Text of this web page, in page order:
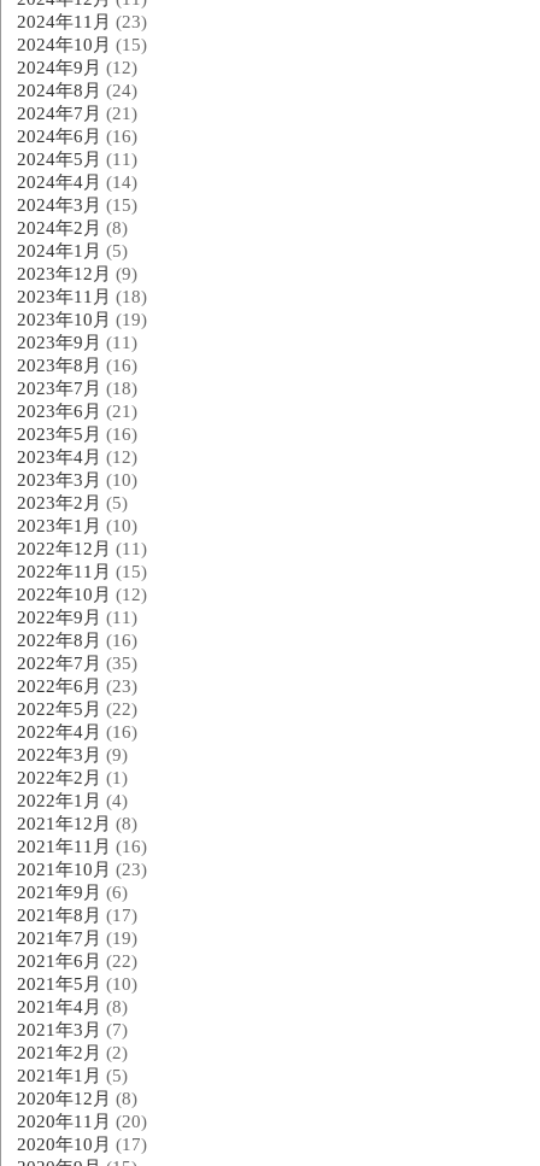
2024年11月 (23)
2024年10月 (15)
2024年9月 (12)
2024年8月 (24)
2024年7月 (21)
2024年6月 (16)
2024年5月 (11)
2024年4月 (14)
2024年3月 (15)
2024年2月 (8)
2024年1月 (5)
2023年12月 (9)
2023年11月 (18)
2023年10月 (19)
2023年9月 (11)
2023年8月 (16)
2023年7月 (18)
2023年6月 (21)
2023年5月 (16)
2023年4月 (12)
2023年3月 (10)
2023年2月 (5)
2023年1月 (10)
2022年12月 (11)
2022年11月 (15)
2022年10月 (12)
2022年9月 (11)
2022年8月 (16)
2022年7月 (35)
2022年6月 (23)
2022年5月 (22)
2022年4月 (16)
2022年3月 (9)
2022年2月 (1)
2022年1月 (4)
2021年12月 (8)
2021年11月 (16)
2021年10月 (23)
2021年9月 (6)
2021年8月 (17)
2021年7月 (19)
2021年6月 (22)
2021年5月 (10)
2021年4月 (8)
2021年3月 (7)
2021年2月 (2)
2021年1月 (5)
2020年12月 (8)
2020年11月 (20)
2020年10月 (17)